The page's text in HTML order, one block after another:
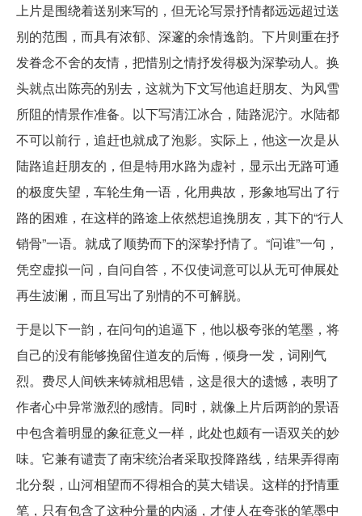
上片是围绕着送别来写的，但无论写景抒情都远远超过送
别的范围，而具有浓郁、深邃的余情逸韵。下片则重在抒
发眷念不舍的友情，把惜别之情抒发得极为深挚动人。换
头就点出陈亮的别去，这就为下文写他追赶朋友、为风雪
所阻的情景作准备。以下写清江冰合，陆路泥泞。水陆都
不可以前行，追赶也就成了泡影。实际上，他这一次是从
陆路追赶朋友的，但是特用水路为虚衬，显示出无路可通
的极度失望，车轮生角一语，化用典故，形象地写出了行
路的困难，在这样的路途上依然想追挽朋友，其下的“行人
销骨”一语。就成了顺势而下的深挚抒情了。“问谁”一句，
凭空虚拟一问，自问自答，不仅使词意可以从无可伸展处
再生波澜，而且写出了别情的不可解脱。
于是以下一韵，在问句的追逼下，他以极夸张的笔墨，将
自己的没有能够挽留住道友的后悔，倾身一发，词刚气
烈。费尽人间铁来铸就相思错，这是很大的遗憾，表明了
作者心中异常激烈的感情。同时，就像上片后两韵的景语
中包含着明显的象征意义一样，此处也颇有一语双关的妙
味。它兼有谴责了南宋统治者采取投降路线，结果弄得南
北分裂，山河相望而不得相合的莫大错误。这样的抒情重
笔，只有包含了这种分量的内涵，才使人在夸张的笔墨中